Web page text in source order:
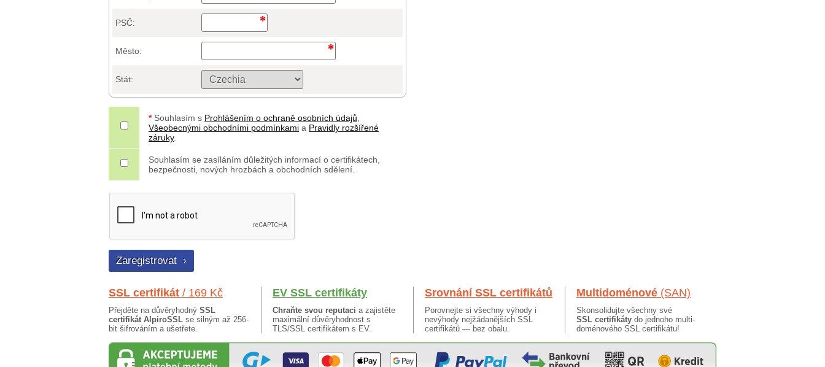
PSČ:
Město:
Stát:
* Souhlasím s Prohlášením o ochraně osobních údajů
Všeobecnými obchodními podmínkami a Pravidly rozšířené
záruky.
Souhlasím se zasíláním důležitých informací o certifikátech,
bezpečnosti, nových hrozbách a obchodních sdělení.
SSL certifikát / 169 Kč
Přejděte na důvěryhodný SSL
certifikát AlpiroSSL se silným až 256-
bit šifrováním a ušetřete.
EV SSL certifikáty
Chraňte svou reputaci a zajistěte
maximální důvěryhodnost s
TLS/SSL certifikátem s EV.
Srovnání SSL certifikátů
Porovnejte si všechny výhody i
nevýhody nejžádanějších SSL
certifikátů — bez obalu.
Multidoménové (SAN)
Skonsolidujte všechny své
SSL certifikáty do jednoho multi-
doménového SSL certifikátu!